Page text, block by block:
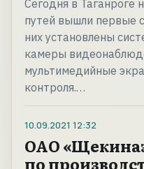
Сегодня в Таганроге
путей вышли первые
них установлены
камеры
мультимедийные
контроля.…
10.09.2021 12:32
ОАО
по